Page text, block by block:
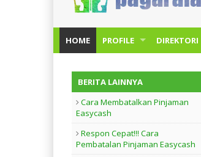
HOME PROFILE DIREKTORI
BERITA LAINNYA
Cara Membatalkan Pinjaman
Easycash
Respon Cepat!!! Cara
Pembatalan Pinjaman Easycash